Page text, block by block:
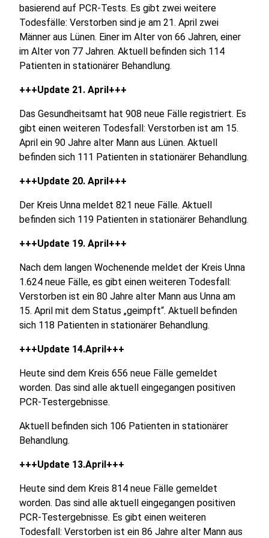
basierend auf PCR-Tests. Es gibt zwei weitere
Todesfälle: Verstorben sind je am 21. April zwei
Männer aus Lünen. Einer im Alter von 66 Jahren, einer
im Alter von 77 Jahren. Aktuell befinden sich 114
Patienten in stationärer Behandlung.
+++Update 21. April+++
Das Gesundheitsamt hat 908 neue Fälle registriert. Es
gibt einen weiteren Todesfall: Verstorben ist am 15.
April ein 90 Jahre alter Mann aus Lünen. Aktuell
befinden sich 111 Patienten in stationärer Behandlung.
+++Update 20. April+++
Der Kreis Unna meldet 821 neue Fälle. Aktuell
befinden sich 119 Patienten in stationärer Behandlung.
+++Update 19. April+++
Nach dem langen Wochenende meldet der Kreis Unna
1.624 neue Fälle, es gibt einen weiteren Todesfall:
Verstorben ist ein 80 Jahre alter Mann aus Unna am
15. April mit dem Status „geimpft“. Aktuell befinden
sich 118 Patienten in stationärer Behandlung.
+++Update 14.April+++
Heute sind dem Kreis 656 neue Fälle gemeldet
worden. Das sind alle aktuell eingegangen positiven
PCR-Testergebnisse.
Aktuell befinden sich 106 Patienten in stationärer
Behandlung.
+++Update 13.April+++
Heute sind dem Kreis 814 neue Fälle gemeldet
worden. Das sind alle aktuell eingegangen positiven
PCR-Testergebnisse. Es gibt einen weiteren
Todesfall: Verstorben ist ein 86 Jahre alter Mann aus